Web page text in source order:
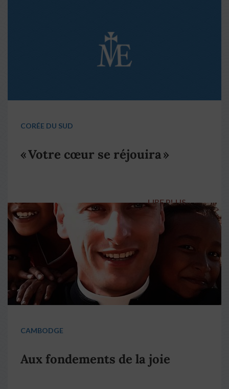
CORÉE DU SUD
« Votre cœur se réjouira »
LIRE PLUS →
CAMBODGE
Aux fondements de la joie